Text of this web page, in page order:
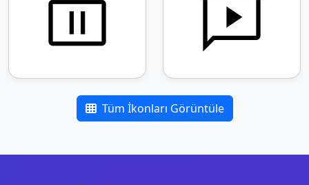
Tüm İkonları Görüntüle